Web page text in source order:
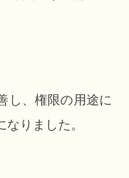
し、権限の用途に
りました。